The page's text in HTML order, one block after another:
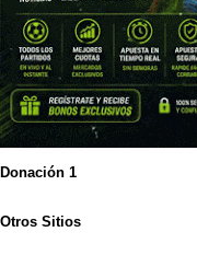
Donación 1
Otros Sitios